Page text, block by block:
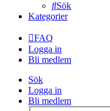
Sök
Kategorier
FAQ
Logga in
Bli medlem
Sök
Logga in
Bli medlem